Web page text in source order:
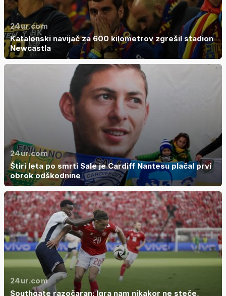
24ur.com
Katalonski navijač za 600 kilometrov zgrešil stadion
Newcastla
24ur.com
Štiri leta po smrti Sale je Cardiff Nantesu plačal prvi
obrok odškodnine
24ur.com
Southgate razočaran: Igra nam nikakor ne steče,